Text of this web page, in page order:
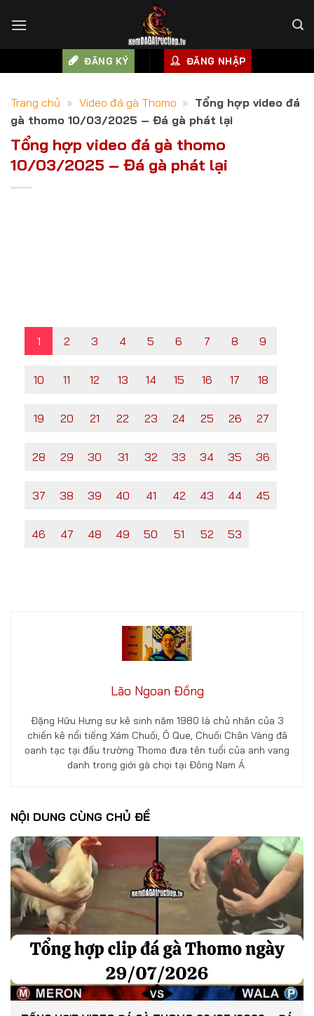
ĐĂNG KÝ ĐĂNG NHẬP
Trang chủ » Video đá gà Thomo » Tổng hợp video đá
gà thomo 10/03/2025 – Đá gà phát lại
Tổng hợp video đá gà thomo
10/03/2025 – Đá gà phát lại
1 2 3 4 5 6 7 8 9
10 11 12 13 14 15 16 17 18
19 20 21 22 23 24 25 26 27
28 29 30 31 32 33 34 35 36
37 38 39 40 41 42 43 44 45
46 47 48 49 50 51 52 53
Lão Ngoan Đồng
Đặng Hữu Hưng sư kê sinh năm 1980 là chủ nhân của 3
chiến kê nổi tiếng Xám Chuối, Ô Que, Chuối Chân Vàng đã
oanh tạc tại đấu trường Thomo đưa tên tuổi của anh vang
danh trong giới gà chọi tại Đông Nam Á.
NỘI DUNG CÙNG CHỦ ĐỀ